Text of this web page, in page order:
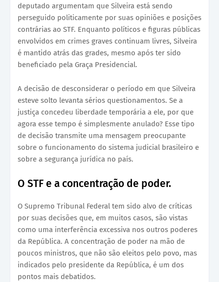
deputado argumentam que Silveira está sendo
perseguido politicamente por suas opiniões e posições
contrárias ao STF. Enquanto políticos e figuras públicas
envolvidos em crimes graves continuam livres, Silveira
é mantido atrás das grades, mesmo após ter sido
beneficiado pela Graça Presidencial.
A decisão de desconsiderar o período em que Silveira
esteve solto levanta sérios questionamentos. Se a
justiça concedeu liberdade temporária a ele, por que
agora esse tempo é simplesmente anulado? Esse tipo
de decisão transmite uma mensagem preocupante
sobre o funcionamento do sistema judicial brasileiro e
sobre a segurança jurídica no país.
O STF e a concentração de poder.
O Supremo Tribunal Federal tem sido alvo de críticas
por suas decisões que, em muitos casos, são vistas
como uma interferência excessiva nos outros poderes
da República. A concentração de poder na mão de
poucos ministros, que não são eleitos pelo povo, mas
indicados pelo presidente da República, é um dos
pontos mais debatidos.